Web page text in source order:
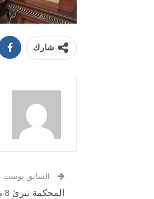
شارك
السابق بوست
المحكمة تبرئ 8 متهمين في مقتل رقيب الاستخبارات